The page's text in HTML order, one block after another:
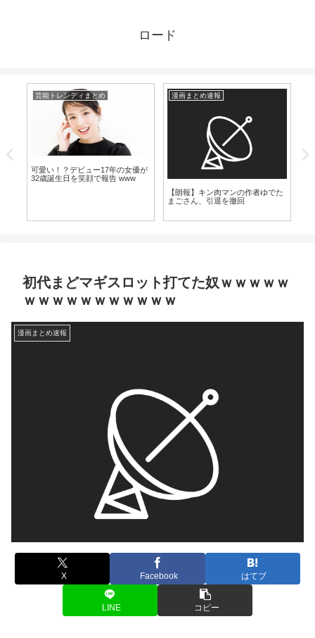
ロード
芸能トレンディまとめ
可愛い！？デビュー17年の女優が
32歳誕生日を笑顔で報告 www
漫画まとめ速報
【朗報】キン肉マンの作者ゆでた
まごさん、引退を撤回
初代まどマギスロット打てた奴ｗｗｗｗｗ
ｗｗｗｗｗｗｗｗｗｗｗ
漫画まとめ速報
X Facebook はてブ
LINE コピー